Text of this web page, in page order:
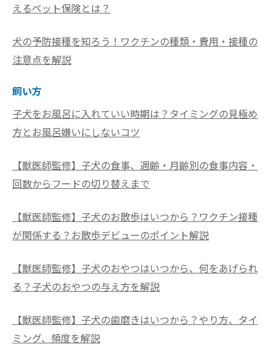
えるペット保険とは？
犬の予防接種を知ろう！ワクチンの種類・費用・接種の
注意点を解説
飼い方
子犬をお風呂に入れていい時期は？タイミングの見極め
方とお風呂嫌いにしないコツ
【獣医師監修】子犬の食事、週齢・月齢別の食事内容・
回数からフードの切り替えまで
【獣医師監修】子犬のお散歩はいつから？ワクチン接種
が関係する？お散歩デビューのポイント解説
【獣医師監修】子犬のおやつはいつから、何をあげられ
る？子犬のおやつの与え方を解説
【獣医師監修】子犬の歯磨きはいつから？やり方、タイ
ミング、頻度を解説